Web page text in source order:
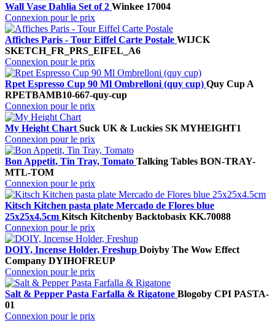
Wall Vase Dahlia Set of 2 Winkee 17004
Connexion pour le prix
Affiches Paris - Tour Eiffel Carte Postale WIJCK
SKETCH_FR_PRS_EIFEL_A6
Connexion pour le prix
Rpet Espresso Cup 90 Ml Ombrelloni (quy cup) Quy Cup A
RPETBAMB10-667-quy-cup
Connexion pour le prix
My Height ChartSuck UK & Luckies SK MYHEIGHT1
Connexion pour le prix
Bon Appetit, Tin Tray, Tomato Talking Tables BON-TRAY-
MTL-TOM
Connexion pour le prix
Kitsch Kitchen pasta plate Mercado de Flores blue
25x25x4.5cm Kitsch Kitchenby Backtobasix KK.70088
Connexion pour le prix
DOIY, Incense Holder, Freshup Doiyby The Wow Effect
Company DYIHOFREUP
Connexion pour le prix
Salt & Pepper Pasta Farfalla & Rigatone Blogoby CPI PASTA-
01
Connexion pour le prix